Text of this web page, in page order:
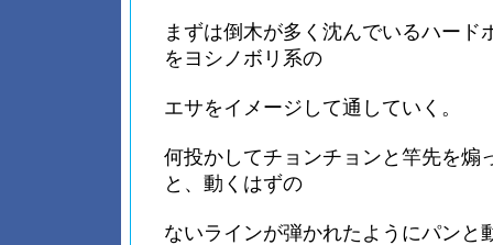
まずは倒木が多く沈んでいるハード
をヨシノボリ系の
エサをイメージして通していく。
何投かしてチョンチョンと竿先を煽
と、動くはずの
ないラインが弾かれたようにパンと